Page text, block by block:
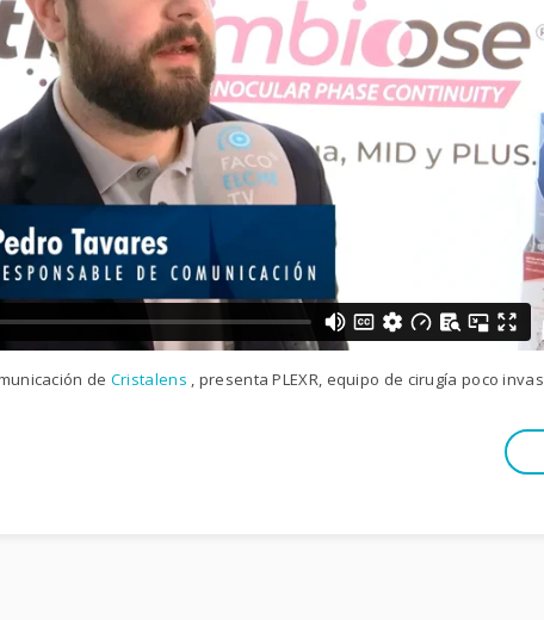
de Cristalens , presenta PLEXR, equipo de cirugía poco